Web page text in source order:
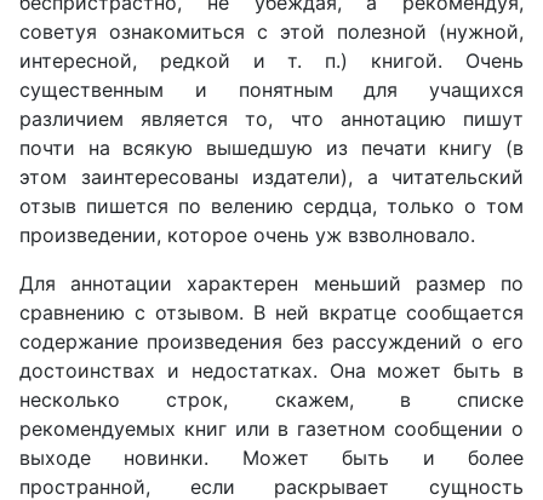
советуя ознакомиться с этой полезной (нужной,
интересной, редкой и т. п.) книгой. Очень
существенным и понятным для учащихся
различием является то, что аннотацию пишут
почти на всякую вышедшую из печати книгу (в
этом заинтересованы издатели), а читательский
отзыв пишется по велению сердца, только о том
произведении, которое очень уж взволновало.
Для аннотации характерен меньший размер по
сравнению с отзывом. В ней вкратце сообщается
содержание произведения без рассуждений о его
достоинствах и недостатках. Она может быть в
несколько строк, скажем, в списке
рекомендуемых книг или в газетном сообщении о
выходе новинки. Может быть и более
пространной, если раскрывает сущность